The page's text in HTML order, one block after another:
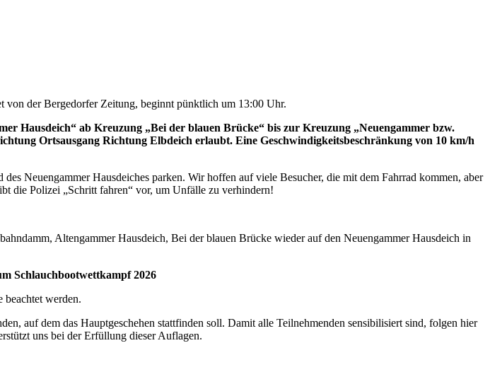
von der Bergedorfer Zeitung, beginnt pünktlich um 13:00 Uhr.
Hausdeich“ ab Kreuzung „Bei der blauen Brücke“ bis zur Kreuzung „Neuengammer bzw.
Ortsausgang Richtung Elbdeich erlaubt. Eine Geschwindigkeitsbeschränkung von 10 km/h
Neuengammer Hausdeiches parken. Wir hoffen auf viele Besucher, die mit dem Fahrrad kommen, aber
die Polizei „Schritt fahren“ vor, um Unfälle zu verhindern!
Altengammer Hausdeich, Bei der blauen Brücke wieder auf den Neuengammer Hausdeich in
Schlauchbootwettkampf 2026
beachtet werden.
auf dem das Hauptgeschehen stattfinden soll. Damit alle Teilnehmenden sensibilisiert sind, folgen hier
uns bei der Erfüllung dieser Auflagen.